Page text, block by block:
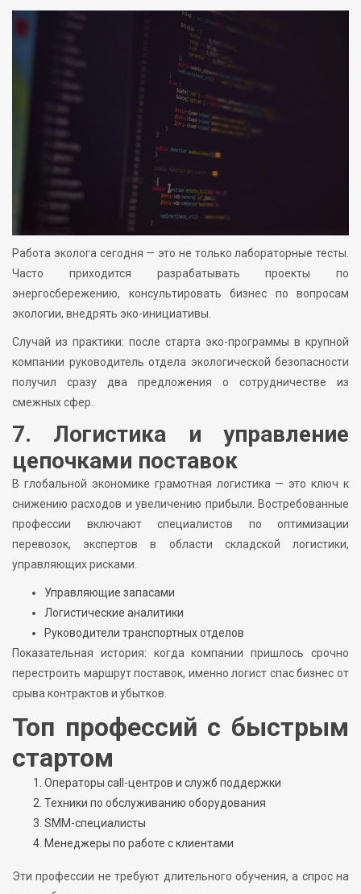
Работа эколога сегодня — это не только лабораторные тесты.
Часто приходится разрабатывать проекты по
энергосбережению, консультировать бизнес по вопросам
экологии, внедрять эко-инициативы.
Случай из практики: после старта эко-программы в крупной
компании руководитель отдела экологической безопасности
получил сразу два предложения о сотрудничестве из
смежных сфер.
7. Логистика и управление
цепочками поставок
В глобальной экономике грамотная логистика — это ключ к
снижению расходов и увеличению прибыли. Востребованные
профессии включают специалистов по оптимизации
перевозок, экспертов в области складской логистики,
управляющих рисками.
Управляющие запасами
Логистические аналитики
Руководители транспортных отделов
Показательная история: когда компании пришлось срочно
перестроить маршрут поставок, именно логист спас бизнес от
срыва контрактов и убытков.
Топ профессий с быстрым
стартом
Операторы call-центров и служб поддержки
Техники по обслуживанию оборудования
SMM-специалисты
Менеджеры по работе с клиентами
Эти профессии не требуют длительного обучения, а спрос на